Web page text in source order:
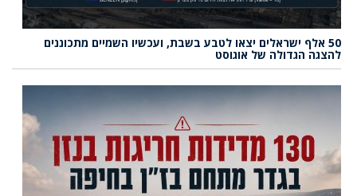
50 אלף ישראלים יצאו לטבע בשבת, ועכשיו השמיים מתכוננים
להצגה הגדולה של אוגוסט